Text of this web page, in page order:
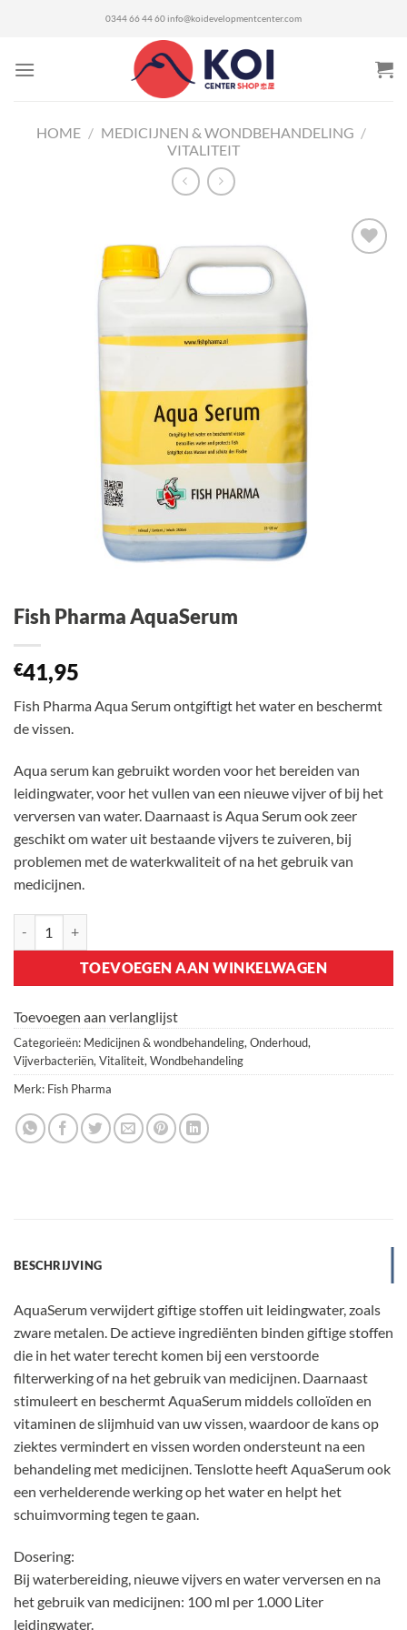
0344 66 44 60 info@koidevelopmentcenter.com
HOME / MEDICIJNEN & WONDBEHANDELING /
VITALITEIT
Fish Pharma AquaSerum
€41,95
Fish Pharma Aqua Serum ontgiftigt het water en beschermt
de vissen.
Aqua serum kan gebruikt worden voor het bereiden van
leidingwater, voor het vullen van een nieuwe vijver of bij het
verversen van water. Daarnaast is Aqua Serum ook zeer
geschikt om water uit bestaande vijvers te zuiveren, bij
problemen met de waterkwaliteit of na het gebruik van
medicijnen.
TOEVOEGEN AAN WINKELWAGEN
Toevoegen aan verlanglijst
Categorieën: Medicijnen & wondbehandeling, Onderhoud,
Vijverbacteriën, Vitaliteit, Wondbehandeling
Merk: Fish Pharma
BESCHRIJVING
AquaSerum verwijdert giftige stoffen uit leidingwater, zoals
zware metalen. De actieve ingrediënten binden giftige stoffen
die in het water terecht komen bij een verstoorde
filterwerking of na het gebruik van medicijnen. Daarnaast
stimuleert en beschermt AquaSerum middels colloïden en
vitaminen de slijmhuid van uw vissen, waardoor de kans op
ziektes vermindert en vissen worden ondersteunt na een
behandeling met medicijnen. Tenslotte heeft AquaSerum ook
een verhelderende werking op het water en helpt het
schuimvorming tegen te gaan.
Dosering:
Bij waterbereiding, nieuwe vijvers en water verversen en na
het gebruik van medicijnen: 100 ml per 1.000 Liter
leidingwater.